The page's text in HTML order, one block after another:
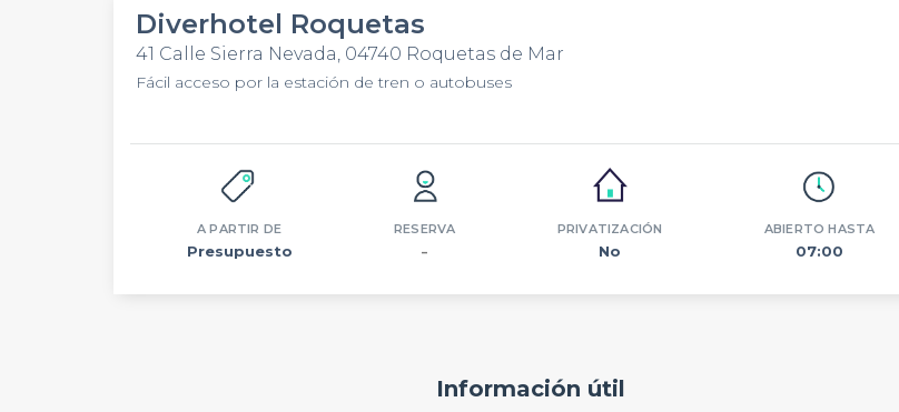
Diverhotel Roquetas
41 Calle Sierra Nevada, 04740 Roquetas de Mar
Fácil acceso por la estación de tren o autobuses
A PARTIR DE
Presupuesto
RESERVA
–
PRIVATIZACIÓN
No
ABIERTO HASTA
07:00
Información útil